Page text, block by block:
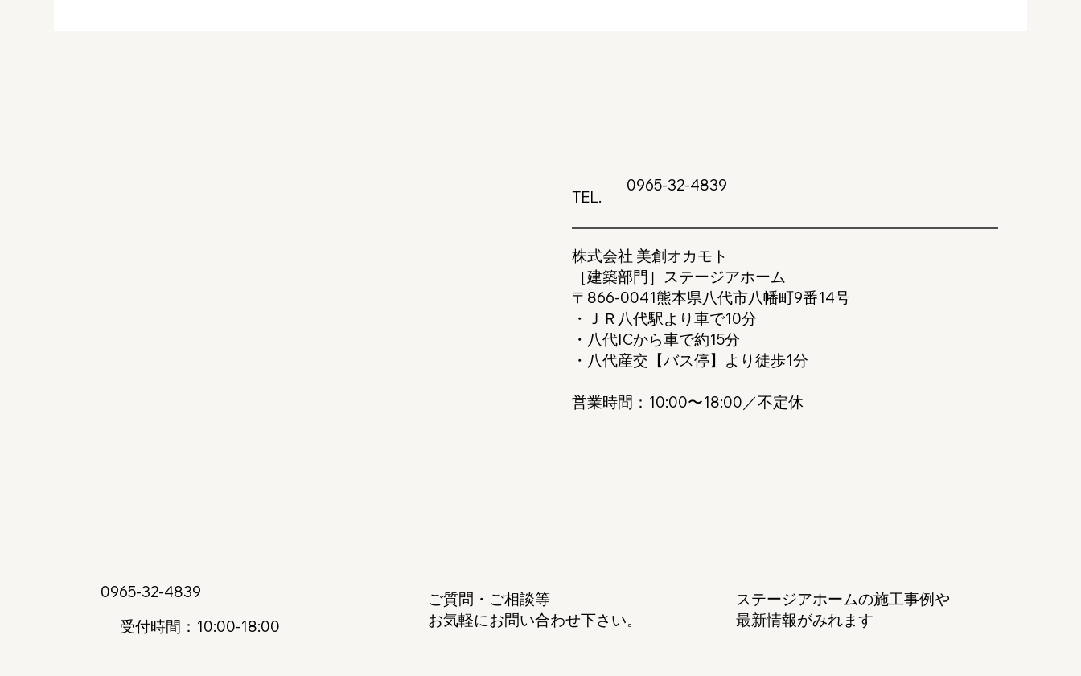
TEL.
株式会社 美創オカモト
［建築部門］ステージアホーム
〒866-0041熊本県八代市八幡町9番14号
・ＪＲ八代駅より車で10分
・八代ICから車で約15分
・八代産交【バス停】より徒歩1分
営業時間：10:00〜18:00／不定休
0965-32-4839
受付時間：10:00-18:00
ご質問・ご相談等
お気軽にお問い合わせ下さい。
ステージアホームの施工事例や
最新情報がみれます
0965-32-4839